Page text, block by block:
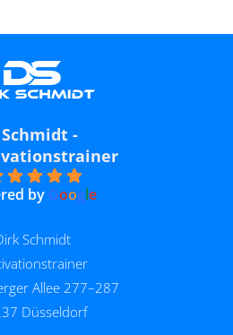
-
by Google
Schmidt
Allee 277–287
Düsseldorf